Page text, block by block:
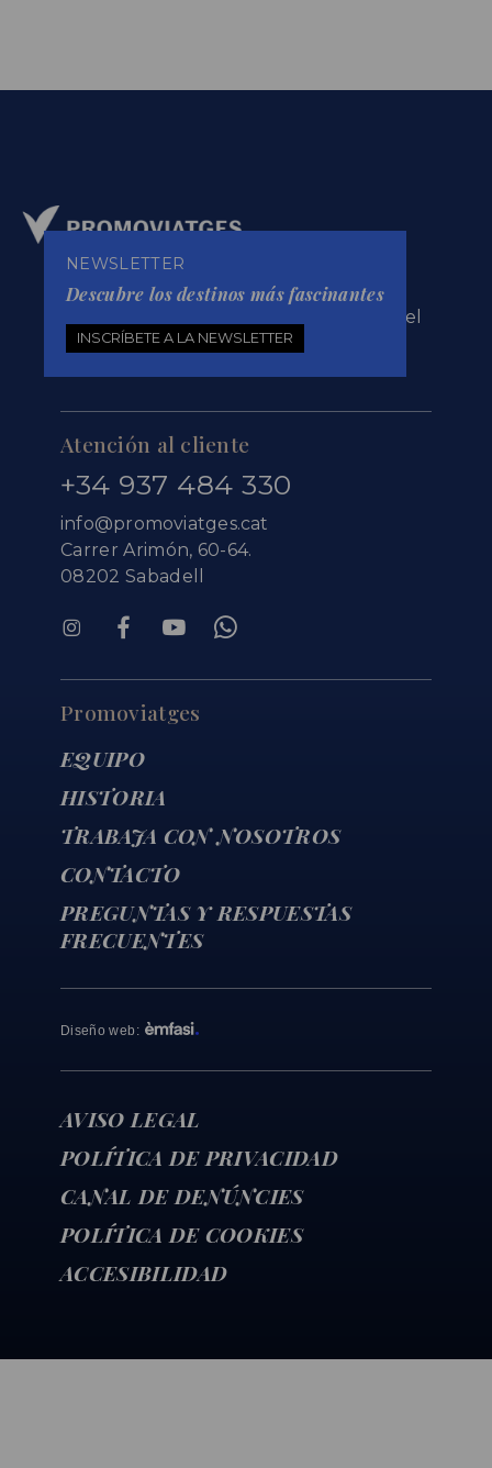
NEWSLETTER
Descubre los destinos más fascinantes
INSCRÍBETE A LA NEWSLETTER
Promoviatges somos una agencia de
viajes que trabajamos día a día para
ofrecerte experiencias únicas en todo el
mundo, y te escuchamos para mejorar
Atención al cliente
+34 937 484 330
info@promoviatges.cat
Carrer Arimón, 60-64.
08202 Sabadell
Promoviatges
EQUIPO
HISTORIA
TRABAJA CON NOSOTROS
CONTACTO
PREGUNTAS Y RESPUESTAS
FRECUENTES
AVISO LEGAL
POLÍTICA DE PRIVACIDAD
CANAL DE DENÚNCIES
POLÍTICA DE COOKIES
ACCESIBILIDAD
Diseño web :